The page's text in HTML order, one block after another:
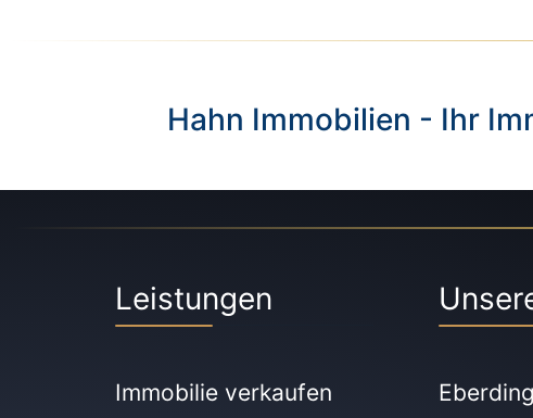
Hahn Immobilien - Ihr
Leistungen
Immobilie verkaufen